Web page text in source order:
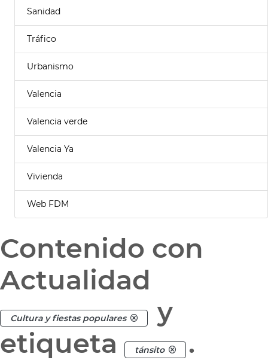
Sanidad
Tráfico
Urbanismo
Valencia
Valencia verde
Valencia Ya
Vivienda
Web FDM
Contenido con
Actualidad
Cultura y fiestas populares
y
etiqueta
tánsito .